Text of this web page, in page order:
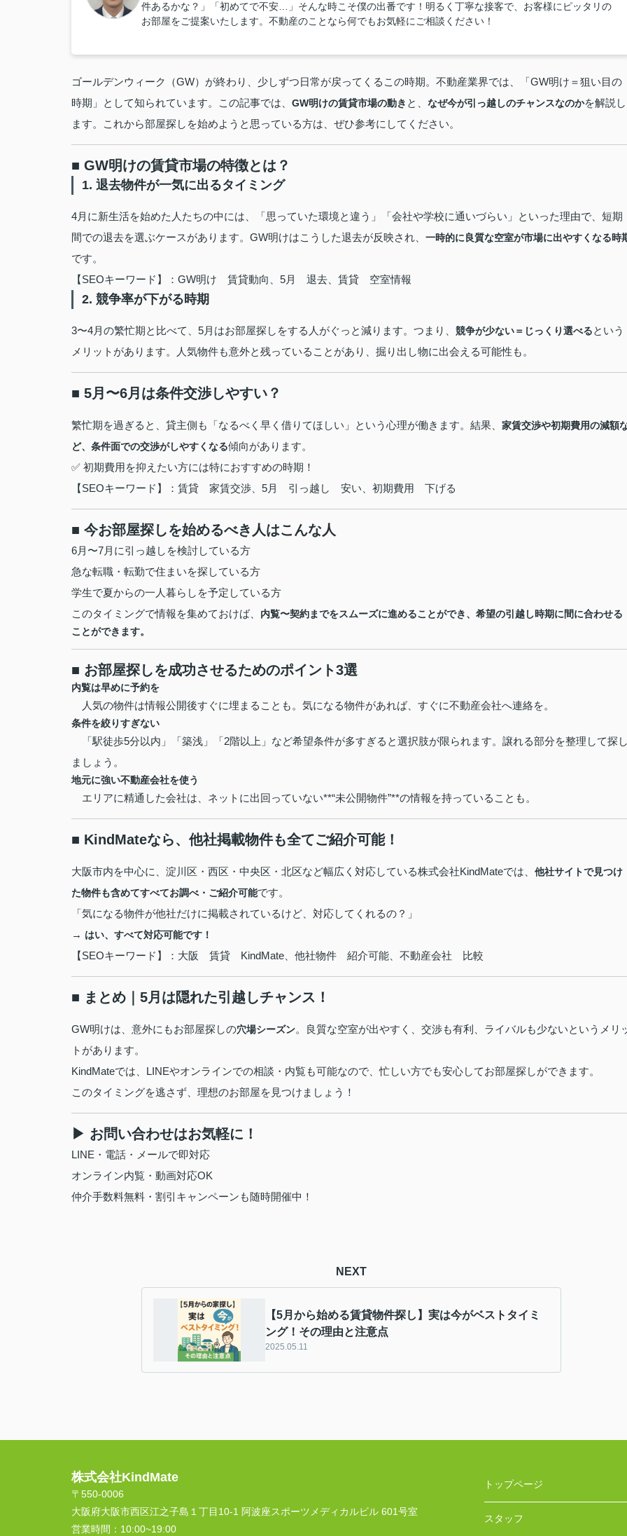
件あるかな？」「初めてで不安…」そんな時こそ僕の出番です！明るく丁寧な接客で、お客様にピッタリの
お部屋をご提案いたします。不動産のことなら何でもお気軽にご相談ください！
ゴールデンウィーク（GW）が終わり、少しずつ日常が戻ってくるこの時期。不動産業界では、「GW明け＝狙い目の
時期」として知られています。この記事では、 GW明けの賃貸市場の動き と、 なぜ今が引っ越しのチャンスなのかを解説し
ます。これから部屋探しを始めようと思っている方は、ぜひ参考にしてください。
■ GW明けの賃貸市場の特徴とは？
1. 退去物件が一気に出るタイミング
4月に新生活を始めた人たちの中には、「思っていた環境と違う」「会社や学校に通いづらい」といった理由で、短期
間での退去を選ぶケースがあります。GW明けはこうした退去が反映され、 一時的に良質な空室が市場に出やすくなる時
です。
【SEOキーワード】：GW明け 賃貸動向、5月 退去、賃貸 空室情報
2. 競争率が下がる時期
3〜4月の繁忙期と比べて、5月はお部屋探しをする人がぐっと減ります。つまり、 競争が少ない＝じっくり選べるという
メリットがあります。人気物件も意外と残っていることがあり、掘り出し物に出会える可能性も。
■ 5月〜6月は条件交渉しやすい？
繁忙期を過ぎると、貸主側も「なるべく早く借りてほしい」という心理が働きます。結果、 家賃交渉や初期費用の減額
ど、条件面での交渉がしやすくなる傾向があります。
✅ 初期費用を抑えたい方には特におすすめの時期！
【SEOキーワード】：賃貸 家賃交渉、5月 引っ越し 安い、初期費用 下げる
■ 今お部屋探しを始めるべき人はこんな人
6月〜7月に引っ越しを検討している方
急な転職・転勤で住まいを探している方
学生で夏からの一人暮らしを予定している方
このタイミングで情報を集めておけば、 内覧〜契約までをスムーズに進めることができ、希望の引越し時期に間に合わせる
ことができます。
■ お部屋探しを成功させるためのポイント3選
内覧は早めに予約を
人気の物件は情報公開後すぐに埋まることも。気になる物件があれば、すぐに不動産会社へ連絡を。
条件を絞りすぎない
「駅徒歩5分以内」「築浅」「2階以上」など希望条件が多すぎると選択肢が限られます。譲れる部分を整理して探
ましょう。
地元に強い不動産会社を使う
エリアに精通した会社は、ネットに出回っていない**“未公開物件”**の情報を持っていることも。
■ KindMateなら、他社掲載物件も全てご紹介可能！
大阪市内を中心に、淀川区・西区・中央区・北区など幅広く対応している株式会社KindMateでは、 他社サイトで見つけ
た物件も含めてすべてお調べ・ご紹介可能です。
「気になる物件が他社だけに掲載されているけど、対応してくれるの？」
→ はい、すべて対応可能です！
【SEOキーワード】：大阪 賃貸 KindMate、他社物件 紹介可能、不動産会社 比較
■ まとめ｜5月は隠れた引越しチャンス！
GW明けは、意外にもお部屋探しの穴場シーズン。良質な空室が出やすく、交渉も有利、ライバルも少ないというメリ
トがあります。
KindMateでは、LINEやオンラインでの相談・内覧も可能なので、忙しい方でも安心してお部屋探しができます。
このタイミングを逃さず、理想のお部屋を見つけましょう！
▶ お問い合わせはお気軽に！
LINE・電話・メールで即対応
オンライン内覧・動画対応OK
仲介手数料無料・割引キャンペーンも随時開催中！
NEXT
【5月から始める賃貸物件探し】実は今がベストタイミ
ング！その理由と注意点
2025.05.11
株式会社KindMate
〒550-0006
大阪府大阪市西区江之子島１丁目10-1 阿波座スポーツメディカルビル 601号室
営業時間： 10:00~19:00
トップページ
スタッフ